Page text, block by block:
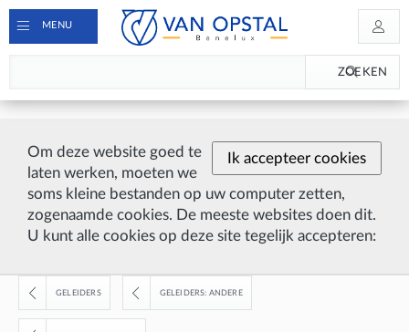
Ik accepteer cookies
Om deze website goed te
laten werken, moeten we
soms kleine bestanden op uw computer zetten,
zogenaamde cookies. De meeste websites doen dit.
U kunt alle cookies op deze site tegelijk accepteren:
MENU
ZOEKEN
GELEIDERS GELEIDERS: ANDERE